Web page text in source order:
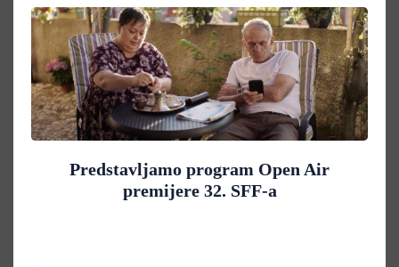
Predstavljamo program Open Air
premijere 32. SFF-a